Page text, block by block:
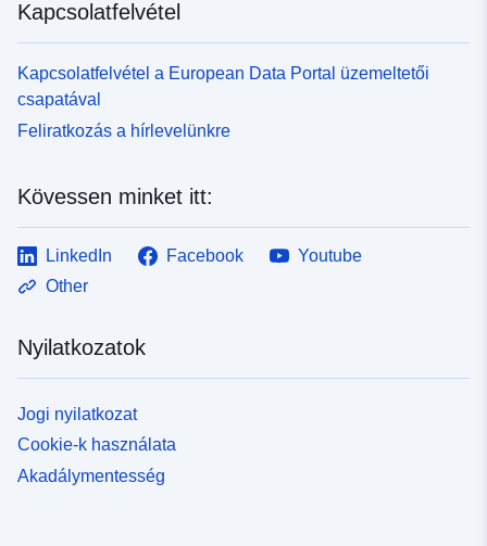
Kapcsolatfelvétel
Kapcsolatfelvétel a European Data Portal üzemeltetői
csapatával
Feliratkozás a hírlevelünkre
Kövessen minket itt:
LinkedIn Facebook
Youtube
Other
Nyilatkozatok
Jogi nyilatkozat
Cookie-k használata
Akadálymentesség